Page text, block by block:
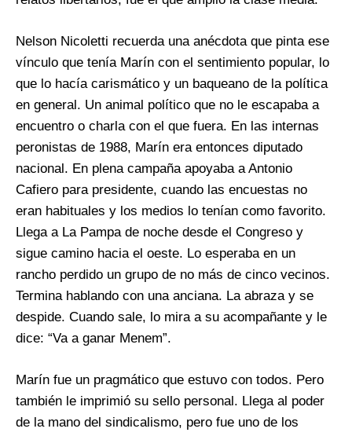
Nelson Nicoletti recuerda una anécdota que pinta ese
vínculo que tenía Marín con el sentimiento popular, lo
que lo hacía carismático y un baqueano de la política
en general. Un animal político que no le escapaba a
encuentro o charla con el que fuera. En las internas
peronistas de 1988, Marín era entonces diputado
nacional. En plena campaña apoyaba a Antonio
Cafiero para presidente, cuando las encuestas no
eran habituales y los medios lo tenían como favorito.
Llega a La Pampa de noche desde el Congreso y
sigue camino hacia el oeste. Lo esperaba en un
rancho perdido un grupo de no más de cinco vecinos.
Termina hablando con una anciana. La abraza y se
despide. Cuando sale, lo mira a su acompañante y le
dice: “Va a ganar Menem”.
Marín fue un pragmático que estuvo con todos. Pero
también le imprimió su sello personal. Llega al poder
de la mano del sindicalismo, pero fue uno de los